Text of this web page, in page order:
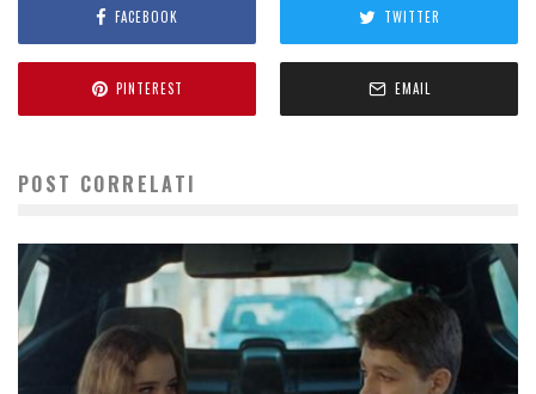
FACEBOOK TWITTER
PINTEREST EMAIL
POST CORRELATI